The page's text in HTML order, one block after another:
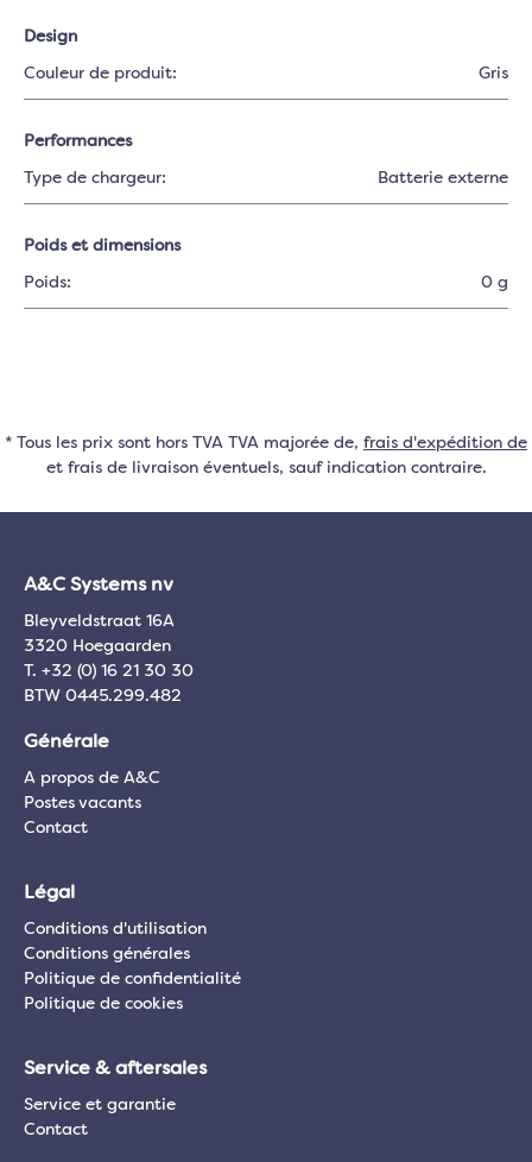
Design
Couleur de produit: Gris
Performances
Type de chargeur: Batterie externe
Poids et dimensions
Poids: 0 g
* Tous les prix sont hors TVA TVA majorée de, frais d'expédition de
et frais de livraison éventuels, sauf indication contraire.
A&C Systems nv
Bleyveldstraat 16A
3320 Hoegaarden
T. +32 (0) 16 21 30 30
BTW 0445.299.482
Générale
A propos de A&C
Postes vacants
Contact
Légal
Conditions d'utilisation
Conditions générales
Politique de confidentialité
Politique de cookies
Service & aftersales
Service et garantie
Contact